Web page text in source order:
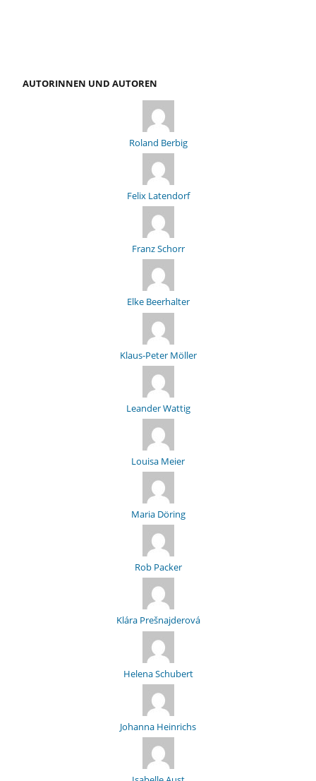
AUTORINNEN UND AUTOREN
Roland Berbig
Felix Latendorf
Franz Schorr
Elke Beerhalter
Klaus-Peter Möller
Leander Wattig
Louisa Meier
Maria Döring
Rob Packer
Klára Prešnajderová
Helena Schubert
Johanna Heinrichs